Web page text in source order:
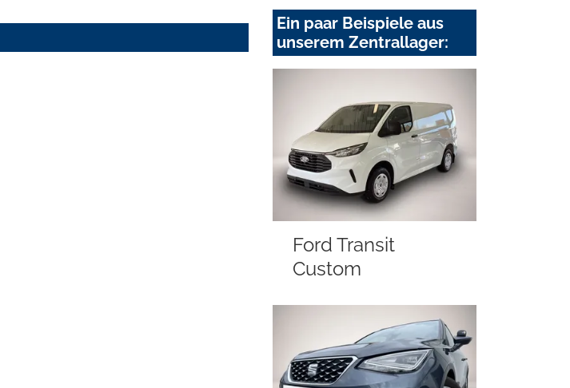
Ein paar Beispiele aus
unserem Zentrallager:
Ford Transit
Custom